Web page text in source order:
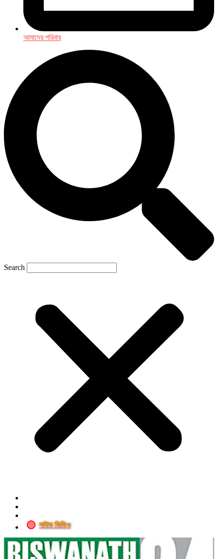
আমাদের পরিবার
Search
লাইভ ভিডিও